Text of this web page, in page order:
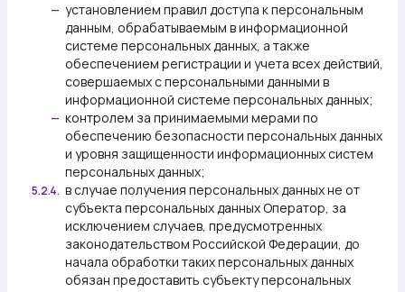
— установлением правил доступа к персональным
данным, обрабатываемым в информационной
системе персональных данных, а также
обеспечением регистрации и учета всех действий,
совершаемых с персональными данными в
информационной системе персональных данных;
— контролем за принимаемыми мерами по
обеспечению безопасности персональных данных
и уровня защищенности информационных систем
персональных данных;
5.2.4. в случае получения персональных данных не от
субъекта персональных данных Оператор, за
исключением случаев, предусмотренных
законодательством Российской Федерации, до
начала обработки таких персональных данных
обязан предоставить субъекту персональных